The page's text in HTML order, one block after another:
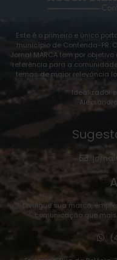
Este é o primeiro e único
município de Contenda-PR.
Jornal MARCA tem por
referência para a
temas de maior relevância
Idealizador
Divulgue sua marca,
comunicação que